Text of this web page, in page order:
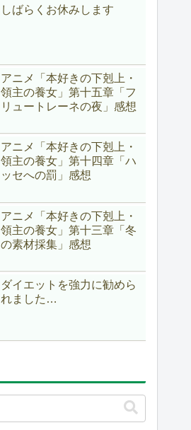
しばらくお休みします
アニメ「本好きの下剋上・
領主の養女」第十五章「フ
リュートレーネの夜」感想
アニメ「本好きの下剋上・
領主の養女」第十四章「ハ
ッセへの罰」感想
アニメ「本好きの下剋上・
領主の養女」第十三章「冬
の素材採集」感想
ダイエットを強力に勧めら
れました…